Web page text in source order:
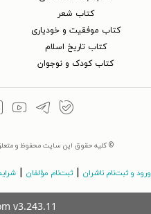
کتاب شعر
کتاب موفقیت و خودیاری
کتاب تاریخ اسلام
کتاب کودک و نوجوان
© کلیه حقوق این سایت محفوظ و
ورود و ثبت‌نام ناشران ثبت‌نام مؤلفان
v3.243.11